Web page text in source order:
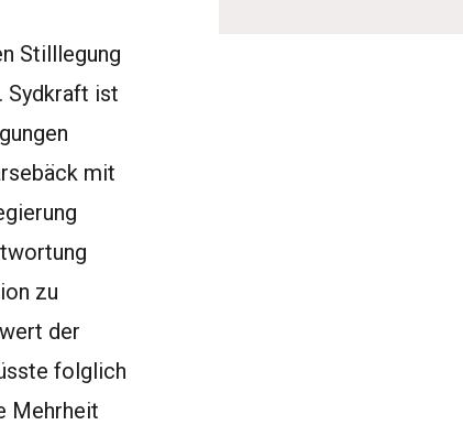
Stilllegung
Sydkraft ist
mit
zu
der
folglich
Mehrheit